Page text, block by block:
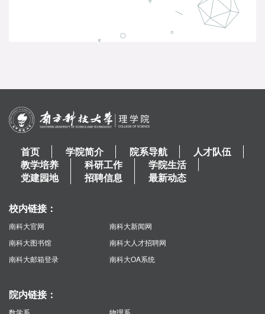
首页 学院简介 院系导航
人才队伍
教学培养
科研工作
学院生活
党建园地
招聘信息 最新动态
校内链接：
南科大官网
南科大新闻网
南科大图书馆
南科大人才招聘网
南科大邮箱登录
南科大OA系统
院内链接：